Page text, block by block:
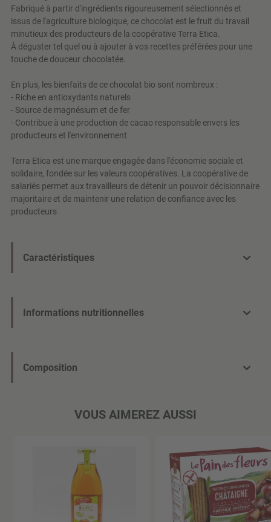
Fabriqué à partir d'ingrédients rigoureusement sélectionnés et
issus de l'agriculture biologique, ce chocolat est le fruit du travail
minutieux des producteurs de la coopérative Terra Etica.
À déguster tel quel ou à ajouter à vos recettes préférées pour une
touche de douceur chocolatée.
En plus, les bienfaits de ce chocolat bio sont nombreux :
- Riche en antioxydants naturels
- Source de magnésium et de fer
- Contribue à une production de cacao responsable envers les
producteurs et l'environnement
Terra Etica est une marque engagée dans l'économie sociale et
solidaire, fondée sur les valeurs coopératives. La coopérative de
salariés permet aux travailleurs de détenir un pouvoir décisionnaire
majoritaire et de maintenir une relation de confiance avec les
producteurs
Caractéristiques
Informations nutritionnelles
Composition
VOUS AIMEREZ AUSSI